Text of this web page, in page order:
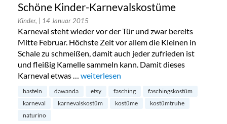
Schöne Kinder-Karnevalskostüme
Kinder, | 14 Januar 2015
Karneval steht wieder vor der Tür und zwar bereits
Mitte Februar. Höchste Zeit vor allem die Kleinen in
Schale zu schmeißen, damit auch jeder zufrieden ist
und fleißig Kamelle sammeln kann. Damit dieses
Karneval etwas … „Schöne Kinder-Karnevalskostüme“
weiterlesen
basteln dawanda etsy fasching
faschingskostüm
karneval
karnevalskostüm kostüme
kostümtruhe
naturino